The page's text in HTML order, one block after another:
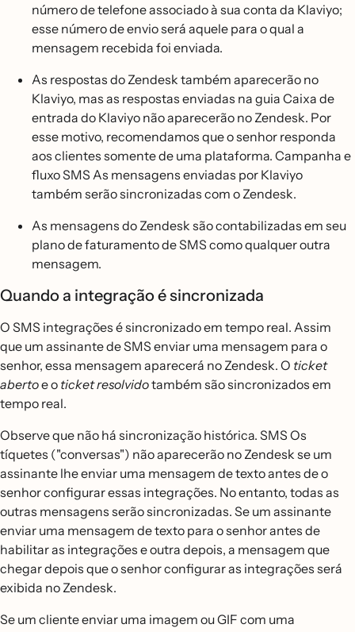
número de telefone associado à sua conta da Klaviyo;
esse número de envio será aquele para o qual a
mensagem recebida foi enviada.
As respostas do Zendesk também aparecerão no
Klaviyo, mas as respostas enviadas na guia Caixa de
entrada do Klaviyo não aparecerão no Zendesk. Por
esse motivo, recomendamos que o senhor responda
aos clientes somente de uma plataforma. Campanha e
fluxo SMS As mensagens enviadas por Klaviyo
também serão sincronizadas com o Zendesk.
As mensagens do Zendesk são contabilizadas em seu
plano de faturamento de SMS como qualquer outra
mensagem.
Quando a integração é sincronizada
O SMS integrações é sincronizado em tempo real. Assim
que um assinante de SMS enviar uma mensagem para o
senhor, essa mensagem aparecerá no Zendesk. O ticket
abertoe o ticket resolvidotambém são sincronizados em
tempo real.
Observe que não há sincronização histórica. SMS Os
tíquetes ("conversas") não aparecerão no Zendesk se um
assinante lhe enviar uma mensagem de texto antes de o
senhor configurar essas integrações. No entanto, todas as
outras mensagens serão sincronizadas. Se um assinante
enviar uma mensagem de texto para o senhor antes de
habilitar as integrações e outra depois, a mensagem que
chegar depois que o senhor configurar as integrações será
exibida no Zendesk.
Se um cliente enviar uma imagem ou GIF com uma